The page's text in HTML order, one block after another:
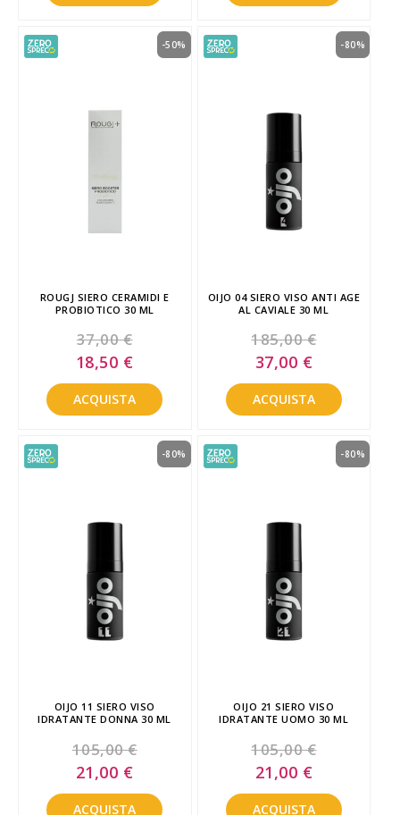
ROUGJ SIERO CERAMIDI E
PROBIOTICO 30 ML
37,00 €
-50%
Special
Price
18,50 €
ACQUISTA
OIJO 04 SIERO VISO ANTI AGE
AL CAVIALE 30 ML
185,00 €
-80%
Special
Price
37,00 €
ACQUISTA
OIJO 11 SIERO VISO
IDRATANTE DONNA 30 ML
105,00 €
-80%
Special
Price
21,00 €
ACQUISTA
OIJO 21 SIERO VISO
IDRATANTE UOMO 30 ML
105,00 €
-80%
Special
Price
21,00 €
ACQUISTA